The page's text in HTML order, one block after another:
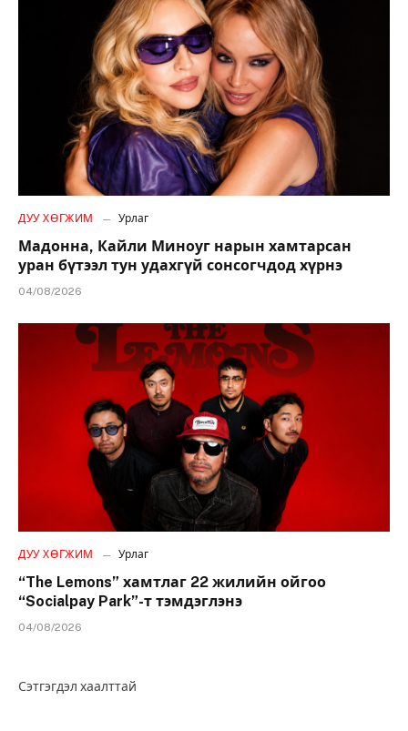
ДУУ ХӨГЖИМ Урлаг
Мадонна, Кайли Миноуг нарын хамтарсан
уран бүтээл тун удахгүй сонсогчдод хүрнэ
04/08/2026
ДУУ ХӨГЖИМ Урлаг
“The Lemons” хамтлаг 22 жилийн ойгоо
“Socialpay Park”-т тэмдэглэнэ
04/08/2026
Сэтгэгдэл хаалттай